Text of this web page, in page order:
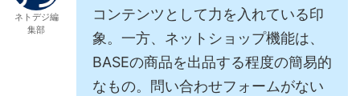
ネトデジ編
集部
コンテンツとして力を入れている印
象。一方、ネットショップ機能は、
BASEの商品を出品する程度の簡易的
なもの。問い合わせフォームがない